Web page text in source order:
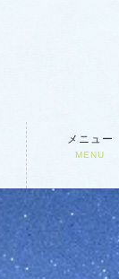
メニュー
MENU